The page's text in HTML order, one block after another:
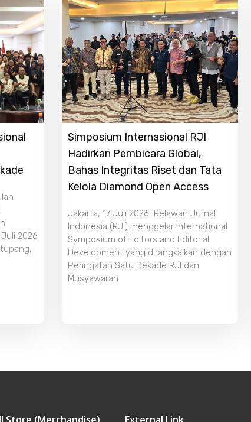
Juli 2026
Simposium Internasional RJI
Hadirkan Pembicara Global,
Bahas Integritas Riset dan Tata
Kelola Diamond Open Access
Jakarta, 17 Juli 2026 Relawan Jurnal
Indonesia (RJI) menggelar International
Symposium of Editors and Editorial
Development yang dirangkaikan dengan
Peringatan Satu Dekade RJI dan
Musyawarah